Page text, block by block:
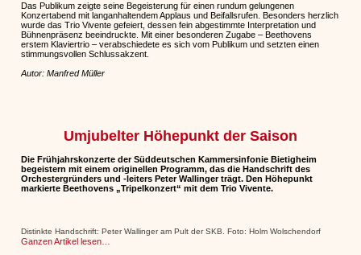
Das Publikum zeigte seine Begeisterung für einen rundum gelungenen
Konzertabend mit langanhaltendem Applaus und Beifallsrufen. Besonders herzlich
wurde das Trio Vivente gefeiert, dessen fein abgestimmte Interpretation und
Bühnenpräsenz beeindruckte. Mit einer besonderen Zugabe – Beethovens
erstem Klaviertrio – verabschiedete es sich vom Publikum und setzten einen
stimmungsvollen Schlussakzent.
Autor: Manfred Müller
Umjubelter Höhepunkt der Saison
Die Frühjahrskonzerte der Süddeutschen Kammersinfonie Bietigheim
begeistern mit einem originellen Programm, das die Handschrift des
Orchestergründers und -leiters Peter Wallinger trägt. Den Höhepunkt
markierte Beethovens „Tripelkonzert“ mit dem Trio Vivente.
Distinkte Handschrift: Peter Wallinger am Pult der SKB. Foto: Holm Wolschendorf
Ganzen Artikel lesen…